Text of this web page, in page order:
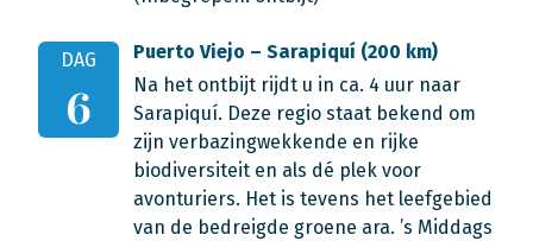
DAG
6
Puerto Viejo – Sarapiquí (200 km)
Na het ontbijt rijdt u in ca. 4 uur naar
Sarapiquí. Deze regio staat bekend om
zijn verbazingwekkende en rijke
biodiversiteit en als dé plek voor
avonturiers. Het is tevens het leefgebied
van de bedreigde groene ara. ’s Middags